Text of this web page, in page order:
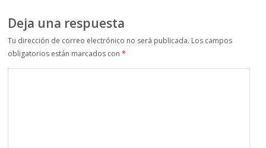
Deja una respuesta
Tu dirección de correo electrónico no será publicada. Los campos
obligatorios están marcados con*